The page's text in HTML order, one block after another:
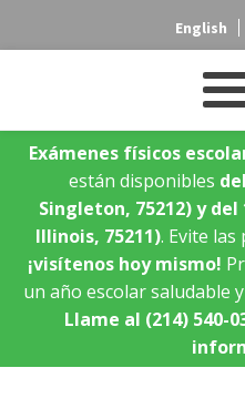
English
Exámenes físicos
están disponibles
Singleton, 75212) y del
Illinois, 75211). Evite
¡visítenos hoy mismo!
un año escolar saludable
Llame al (214) 540-